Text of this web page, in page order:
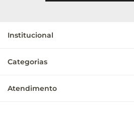
Institucional
Categorias
Atendimento